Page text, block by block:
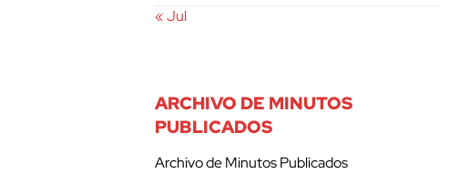
« Jul
ARCHIVO DE MINUTOS
PUBLICADOS
Archivo de Minutos Publicados